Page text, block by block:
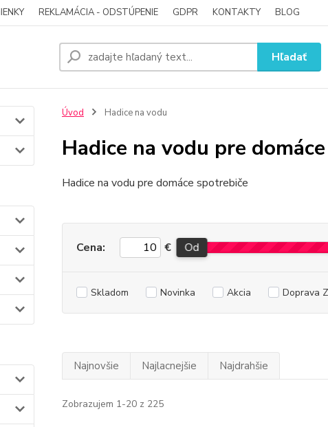
REKLAMÁCIA - ODSTÚPENIE GDPR KONTAKTY BLOG
Hľadať
Úvod Hadice na vodu
Hadice na vodu pre
Hadice na vodu pre domáce spotrebiče
Cena: € Od
Skladom Novinka Akcia Doprava
Najnovšie Najlacnejšie Najdrahšie
Zobrazujem 1-20 z 225